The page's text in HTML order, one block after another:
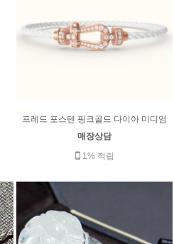
프레드 포스텐 핑크골드 다이아 미디엄
매장상담
1% 적립